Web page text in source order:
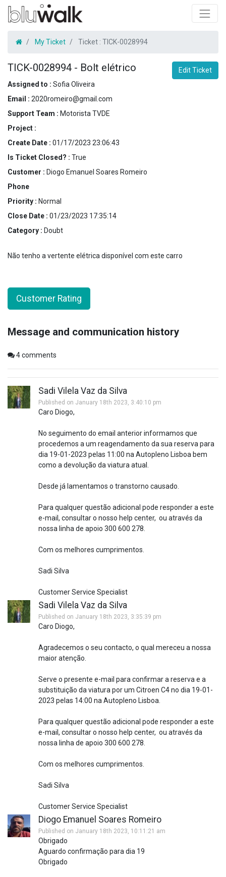
My Ticket Ticket : TICK-0028994
TICK-0028994 - Bolt elétrico
Edit Ticket
Assigned to : Sofia Oliveira
Email : 2020romeiro@gmail.com
Support Team : Motorista TVDE
Project :
Create Date : 01/17/2023 23:06:43
Is Ticket Closed? : True
Customer : Diogo Emanuel Soares Romeiro
Phone
Priority : Normal
Close Date : 01/23/2023 17:35:14
Category : Doubt
Não tenho a vertente elétrica disponível com este carro
Customer Rating
Message and communication history
4comments
Sadi Vilela Vaz da Silva
Published on January 18th 2023, 3:40:10 pm
Caro Diogo,
No seguimento do email anterior informamos que
procedemos a um reagendamento da sua reserva para
dia 19-01-2023 pelas 11:00 na Autopleno Lisboa bem
como a devolução da viatura atual.
Desde já lamentamos o transtorno causado.
Para qualquer questão adicional pode responder a este
e-mail, consultar o nosso help center, ou através da
nossa linha de apoio 300 600 278.
Com os melhores cumprimentos.
Sadi Silva
Customer Service Specialist
Sadi Vilela Vaz da Silva
Published on January 18th 2023, 3:35:39 pm
Caro Diogo,
Agradecemos o seu contacto, o qual mereceu a nossa
maior atenção.
Serve o presente e-mail para confirmar a reserva e a
substituição da viatura por um Citroen C4 no dia 19-01-
2023 pelas 14:00 na Autopleno Lisboa.
Para qualquer questão adicional pode responder a este
e-mail, consultar o nosso help center, ou através da
nossa linha de apoio 300 600 278.
Com os melhores cumprimentos.
Sadi Silva
Customer Service Specialist
Diogo Emanuel Soares Romeiro
Published on January 18th 2023, 10:11:21 am
Obrigado
Aguardo confirmação para dia 19
Obrigado